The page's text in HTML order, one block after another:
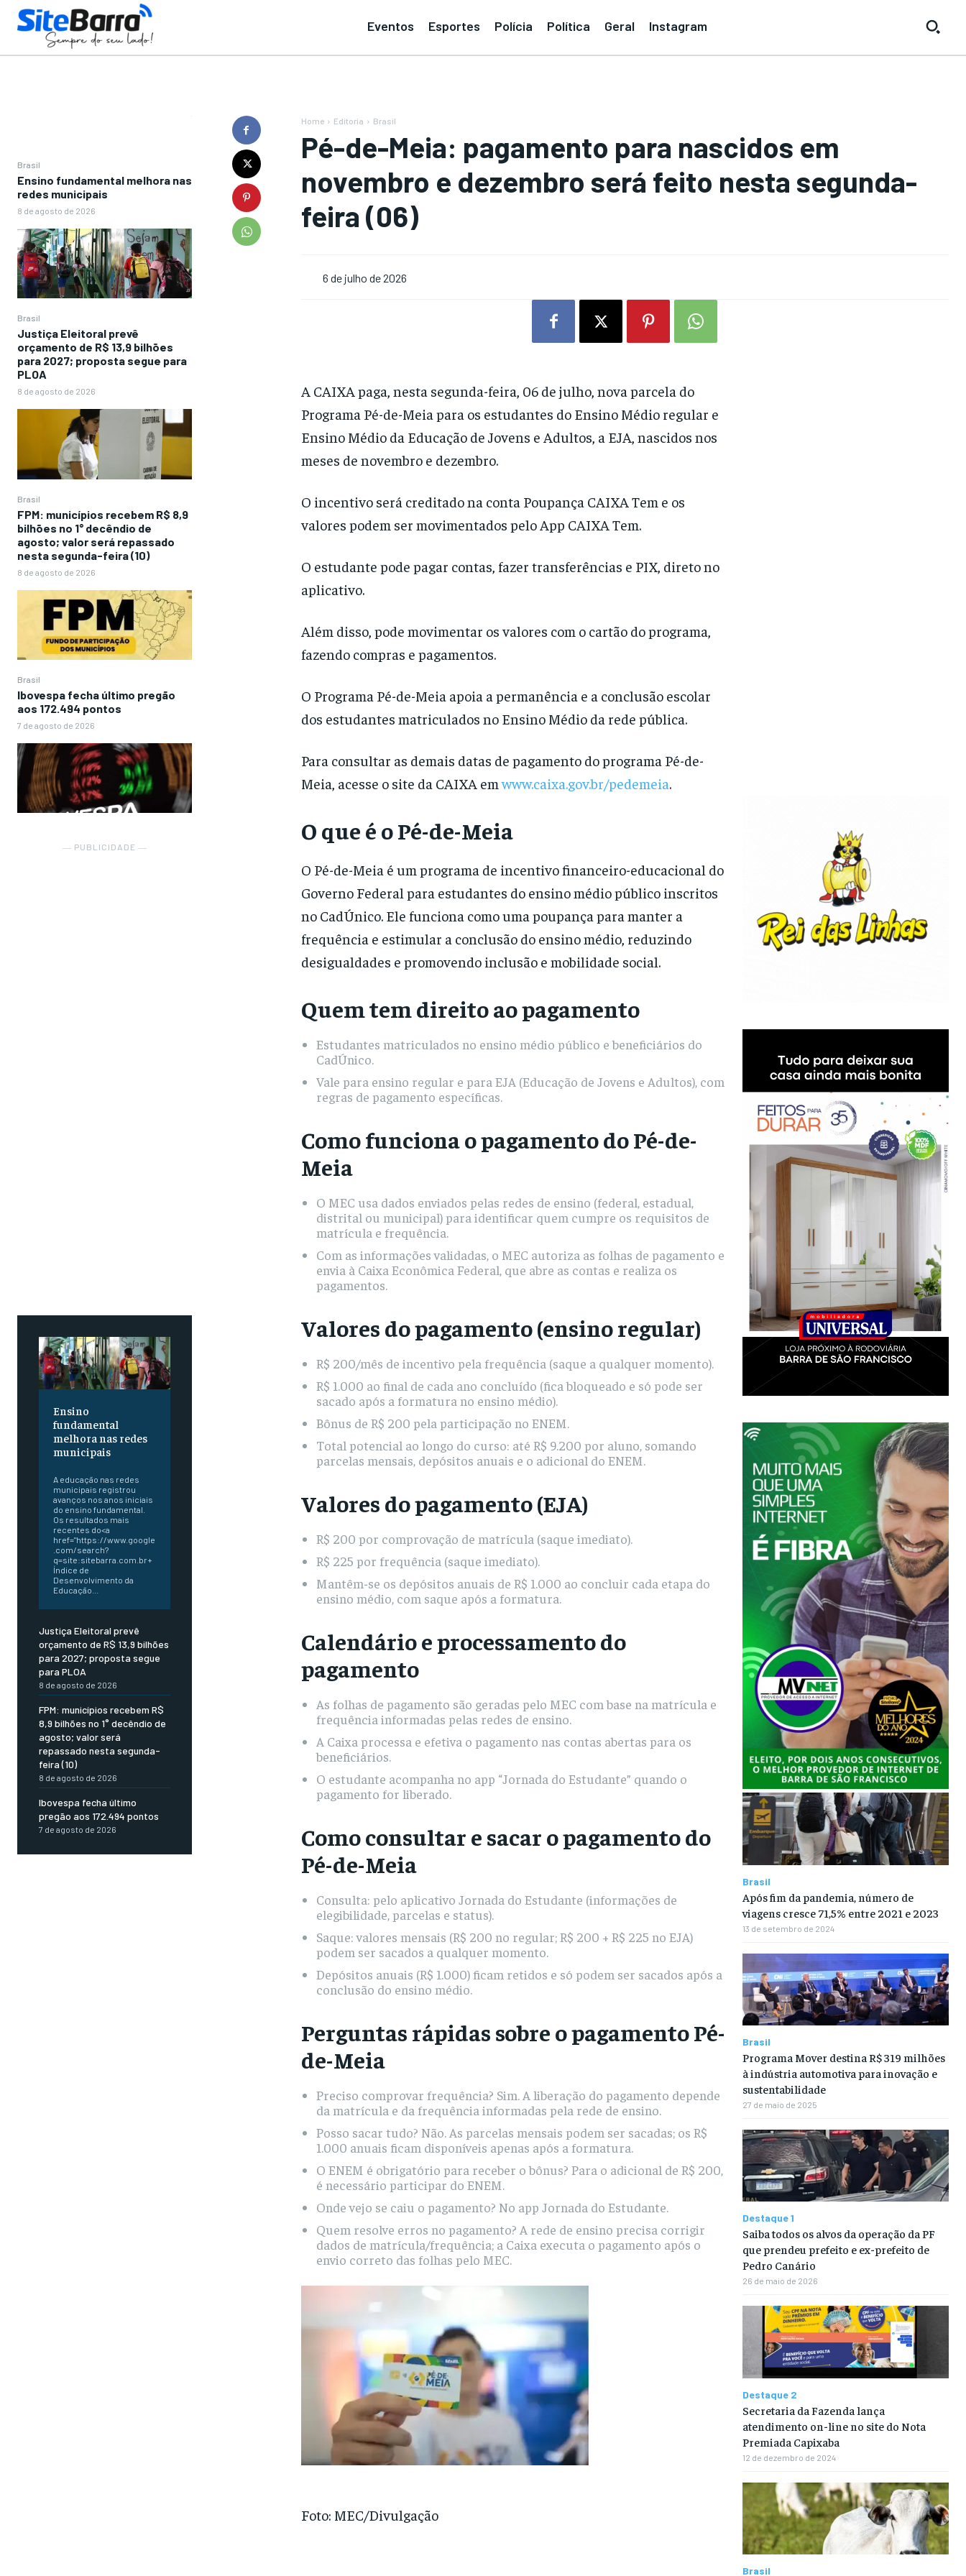
Eventos Esportes Polícia Política Geral Instagram
Brasil
Ensino fundamental melhora nas
redes municipais
8 de agosto de 2026
Brasil
Justiça Eleitoral prevê
orçamento de R$ 13,9 bilhões
para 2027; proposta segue para
PLOA
8 de agosto de 2026
Brasil
FPM: municípios recebem R$ 8,9
bilhões no 1° decêndio de
agosto; valor será repassado
nesta segunda-feira (10)
8 de agosto de 2026
Brasil
Ibovespa fecha último pregão
aos 172.494 pontos
7 de agosto de 2026
― PUBLICIDADE ―
Ensino
fundamental
melhora nas redes
municipais
A educação nas redes
municipais registrou
avanços nos anos iniciais
do ensino fundamental.
Os resultados mais
recentes do<a
href="https://www.google
.com/search?
q=site:sitebarra.com.br+
Índice de
Desenvolvimento da
Educação...
Justiça Eleitoral prevê
orçamento de R$ 13,9 bilhões
para 2027; proposta segue
para PLOA
8 de agosto de 2026
FPM: municípios recebem R$
8,9 bilhões no 1° decêndio de
agosto; valor será
repassado nesta segunda-
feira (10)
8 de agosto de 2026
Ibovespa fecha último
pregão aos 172.494 pontos
7 de agosto de 2026
Home Editoria Brasil
Pé-de-Meia: pagamento para nascidos em
novembro e dezembro será feito nesta segunda-
feira (06)
6 de julho de 2026
A CAIXA paga, nesta segunda-feira, 06 de julho, nova parcela do
Programa Pé-de-Meia para os estudantes do Ensino Médio regular e
Ensino Médio da Educação de Jovens e Adultos, a EJA, nascidos nos
meses de novembro e dezembro.
O incentivo será creditado na conta Poupança CAIXA Tem e os
valores podem ser movimentados pelo App CAIXA Tem.
O estudante pode pagar contas, fazer transferências e PIX, direto no
aplicativo.
Além disso, pode movimentar os valores com o cartão do programa,
fazendo compras e pagamentos.
O Programa Pé-de-Meia apoia a permanência e a conclusão escolar
dos estudantes matriculados no Ensino Médio da rede pública.
Para consultar as demais datas de pagamento do programa Pé-de-
Meia, acesse o site da CAIXA emwww.caixa.gov.br/pedemeia.
O que é o Pé-de-Meia
O Pé-de-Meia é um programa de incentivo financeiro-educacional do
Governo Federal para estudantes do ensino médio público inscritos
no CadÚnico. Ele funciona como uma poupança para manter a
frequência e estimular a conclusão do ensino médio, reduzindo
desigualdades e promovendo inclusão e mobilidade social.
Quem tem direito ao pagamento
Estudantes matriculados no ensino médio público e beneficiários do
CadÚnico.
Vale para ensino regular e para EJA (Educação de Jovens e Adultos), com
regras de pagamento específicas.
Como funciona o pagamento do Pé-de-
Meia
O MEC usa dados enviados pelas redes de ensino (federal, estadual,
distrital ou municipal) para identificar quem cumpre os requisitos de
matrícula e frequência.
Com as informações validadas, o MEC autoriza as folhas de pagamento e
envia à Caixa Econômica Federal, que abre as contas e realiza os
pagamentos.
Valores do pagamento (ensino regular)
R$ 200/mês de incentivo pela frequência (saque a qualquer momento).
R$ 1.000 ao final de cada ano concluído (fica bloqueado e só pode ser
sacado após a formatura no ensino médio).
Bônus de R$ 200 pela participação no ENEM.
Total potencial ao longo do curso: até R$ 9.200 por aluno, somando
parcelas mensais, depósitos anuais e o adicional do ENEM.
Valores do pagamento (EJA)
R$ 200 por comprovação de matrícula (saque imediato).
R$ 225 por frequência (saque imediato).
Mantêm-se os depósitos anuais de R$ 1.000 ao concluir cada etapa do
ensino médio, com saque após a formatura.
Calendário e processamento do
pagamento
As folhas de pagamento são geradas pelo MEC com base na matrícula e
frequência informadas pelas redes de ensino.
A Caixa processa e efetiva o pagamento nas contas abertas para os
beneficiários.
O estudante acompanha no app “Jornada do Estudante” quando o
pagamento for liberado.
Como consultar e sacar o pagamento do
Pé-de-Meia
Consulta: pelo aplicativo Jornada do Estudante (informações de
elegibilidade, parcelas e status).
Saque: valores mensais (R$ 200 no regular; R$ 200 + R$ 225 no EJA)
podem ser sacados a qualquer momento.
Depósitos anuais (R$ 1.000) ficam retidos e só podem ser sacados após a
conclusão do ensino médio.
Perguntas rápidas sobre o pagamento Pé-
de-Meia
Preciso comprovar frequência? Sim. A liberação do pagamento depende
da matrícula e da frequência informadas pela rede de ensino.
Posso sacar tudo? Não. As parcelas mensais podem ser sacadas; os R$
1.000 anuais ficam disponíveis apenas após a formatura.
O ENEM é obrigatório para receber o bônus? Para o adicional de R$ 200,
é necessário participar do ENEM.
Onde vejo se caiu o pagamento? No app Jornada do Estudante.
Quem resolve erros no pagamento? A rede de ensino precisa corrigir
dados de matrícula/frequência; a Caixa executa o pagamento após o
envio correto das folhas pelo MEC.
Foto: MEC/Divulgação
Brasil
Após fim da pandemia, número de
viagens cresce 71,5% entre 2021 e 2023
13 de setembro de 2024
Brasil
Programa Mover destina R$ 319 milhões
à indústria automotiva para inovação e
sustentabilidade
27 de maio de 2025
Destaque 1
Saiba todos os alvos da operação da PF
que prendeu prefeito e ex-prefeito de
Pedro Canário
26 de maio de 2026
Destaque 2
Secretaria da Fazenda lança
atendimento on-line no site do Nota
Premiada Capixaba
12 de dezembro de 2024
Brasil